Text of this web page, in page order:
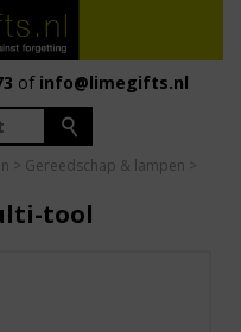
of info@limegifts.nl
> Gereedschap & lampen >
tool